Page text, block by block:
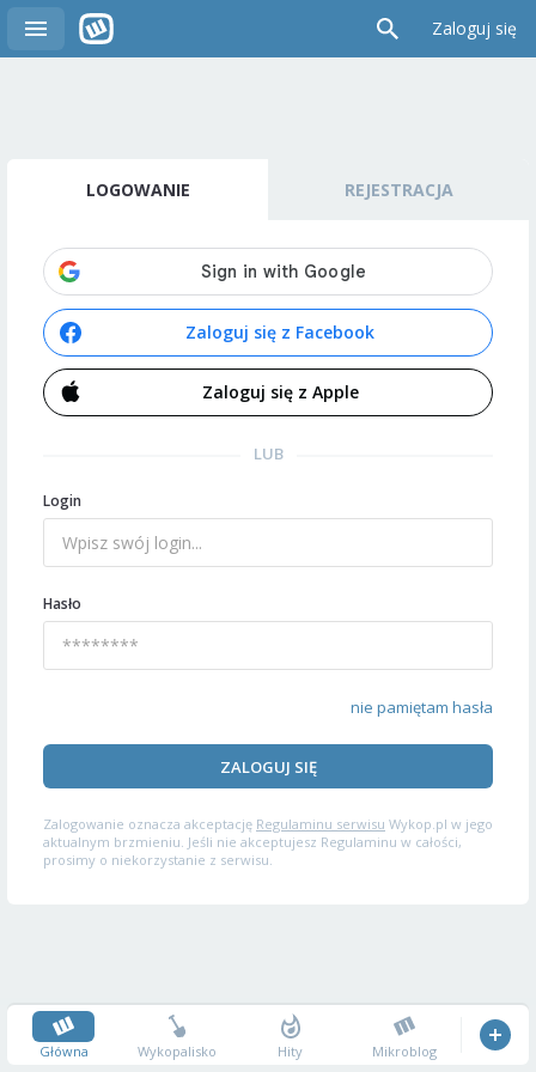
Zaloguj się
LOGOWANIE REJESTRACJA
Zaloguj się z Facebook
Zaloguj się z Apple
LUB
Login
Hasło
nie pamiętam hasła
ZALOGUJ SIĘ
Zalogowanie oznacza akceptację Regulaminu serwisu Wykop.pl w jego
aktualnym brzmieniu. Jeśli nie akceptujesz Regulaminu w całości,
prosimy o niekorzystanie z serwisu.
Główna Wykopalisko Hity Mikroblog